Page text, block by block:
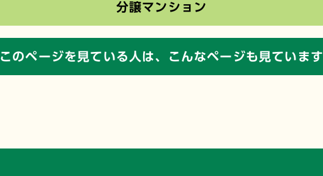
分譲マンション
このページを見ている人は、 こんなページも見ています